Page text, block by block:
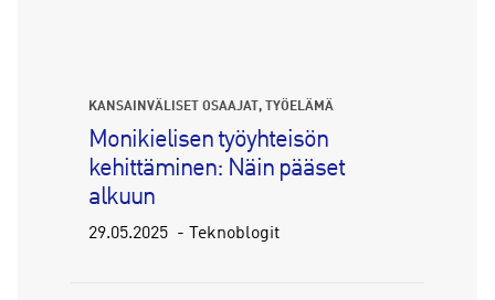
KANSAINVÄLISET OSAAJAT TYÖELÄMÄ
Monikielisen työyhteisön
kehittäminen: Näin pääset
alkuun
29.05.2025 Teknoblogit